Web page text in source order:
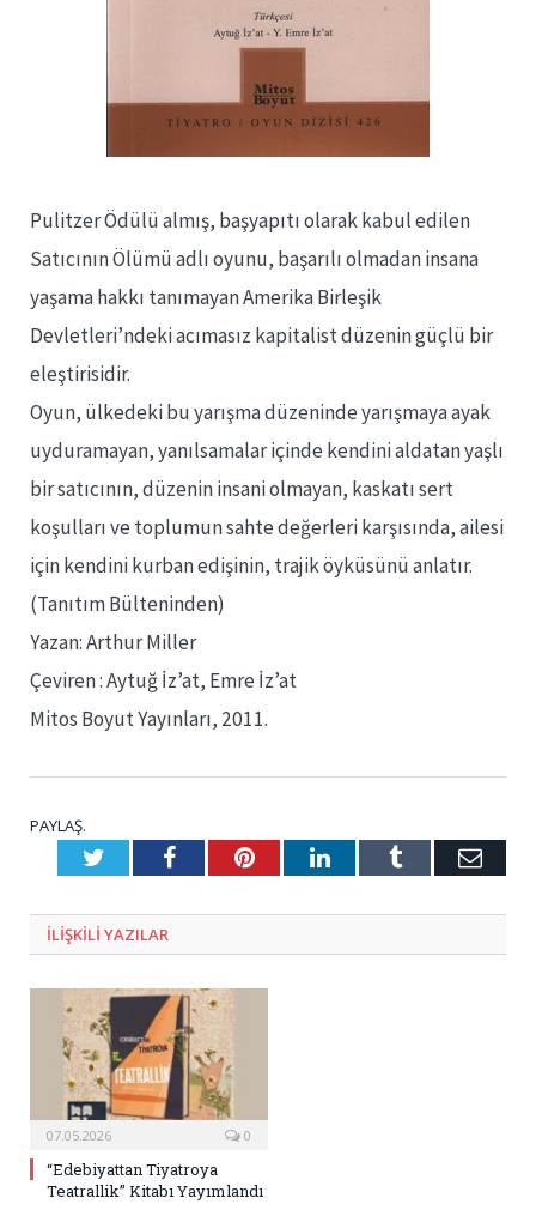
Pulitzer Ödülü almış, başyapıtı olarak kabul edilen
Satıcının Ölümü adlı oyunu, başarılı olmadan insana
yaşama hakkı tanımayan Amerika Birleşik
Devletleri’ndeki acımasız kapitalist düzenin güçlü bir
eleştirisidir.
Oyun, ülkedeki bu yarışma düzeninde yarışmaya ayak
uyduramayan, yanılsamalar içinde kendini aldatan yaşlı
bir satıcının, düzenin insani olmayan, kaskatı sert
koşulları ve toplumun sahte değerleri karşısında, ailesi
için kendini kurban edişinin, trajik öyküsünü anlatır.
(Tanıtım Bülteninden)
Yazan: Arthur Miller
Çeviren : Aytuğ İz’at, Emre İz’at
Mitos Boyut Yayınları, 2011.
PAYLAŞ.
TwitterFacebookPinterestLinkedInTumblr E-
ILIŞKILI YAZILAR
07.05.2026 0
“Edebiyattan Tiyatroya
Teatrallik” Kitabı Yayımlandı